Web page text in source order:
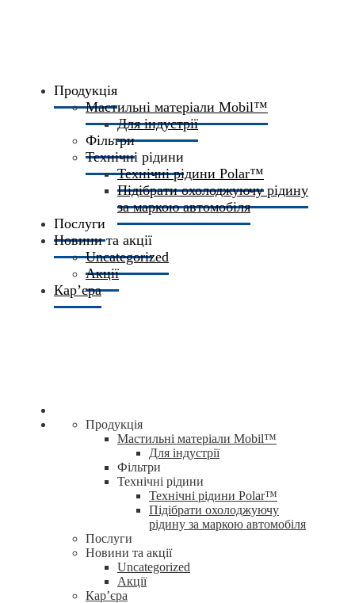
Продукція
Мастильні матеріали Mobil™
Для індустрії
Фільтри
Технічні рідини
Технічні рідини Polar™
Підібрати охолоджуючу рідину
за маркою автомобіля
Послуги
Новини та акції
Uncategorized
Акції
Кар’єра
Продукція
Мастильні матеріали Mobil™
Для індустрії
Фільтри
Технічні рідини
Технічні рідини Polar™
Підібрати охолоджуючу
рідину за маркою автомобіля
Послуги
Новини та акції
Uncategorized
Акції
Кар’єра